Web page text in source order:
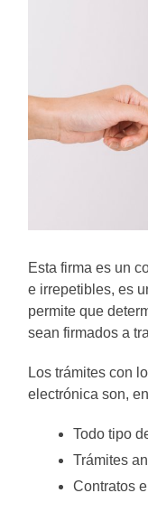
Esta firma es un
e irrepetibles, es
permite que
sean firmados a
Los trámites con
electrónica son,
Todo tipo
Trámites
Contratos